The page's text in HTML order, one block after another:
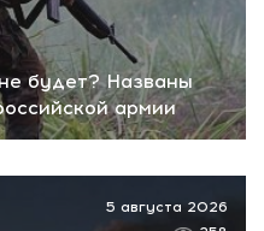
будет? Названы
армии
5 августа 2026